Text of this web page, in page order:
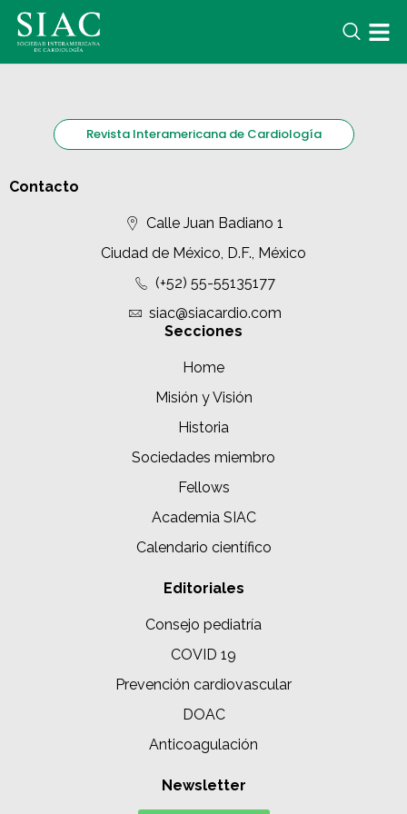
Revista Interamericana de Cardiología
Contacto
Calle Juan Badiano 1
Ciudad de México, D.F., México
(+52) 55-55135177
siac@siacardio.com
Secciones
Home
Misión y Visión
Historia
Sociedades miembro
Fellows
Academia SIAC
Calendario científico
Editoriales
Consejo pediatría
COVID 19
Prevención cardiovascular
DOAC
Anticoagulación
Newsletter